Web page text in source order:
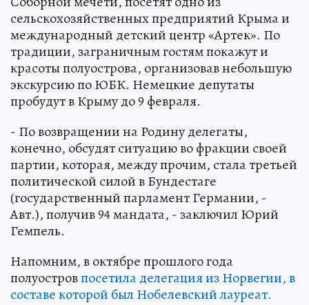
сельскохозяйственных предприятий Крыма и
международный детский центр «Артек». По
традиции, заграничным гостям покажут и
красоты полуострова, организовав небольшую
экскурсию по ЮБК. Немецкие депутаты
пробудут в Крыму до 9 февраля.
- По возвращении на Родину делегаты,
конечно, обсудят ситуацию во фракции своей
партии, которая, между прочим, стала третьей
политической силой в Бундестаге
(государственный парламент Германии, -
Авт.), получив 94 мандата, - заключил Юрий
Гемпель.
Напомним, в октябре прошлого года
полуостровпосетила делегация из Норвегии, в
составе которой был Нобелевский лауреат.